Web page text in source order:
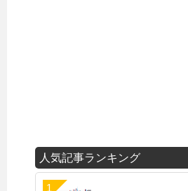
人気記事ランキング